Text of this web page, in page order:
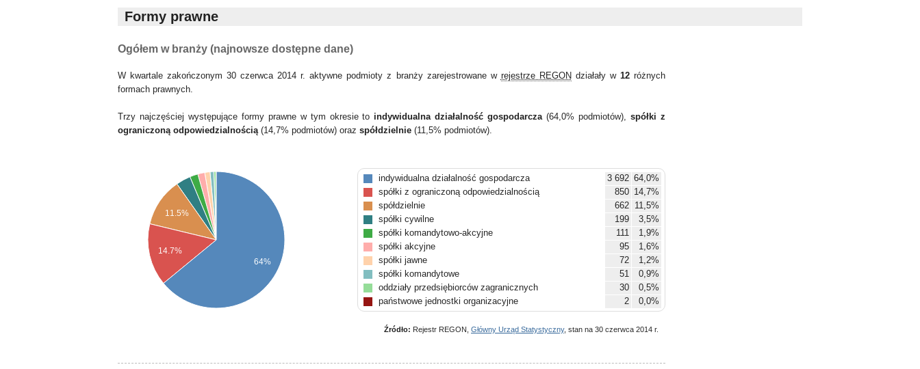
Formy prawne
Ogółem w branży (najnowsze dostępne dane)
W kwartale zakończonym 30 czerwca 2014 r. aktywne podmioty z branży zarejestrowane w rejestrze REGON działały w 12różnych
formach prawnych.
Trzy najczęściej występujące formy prawne w tym okresie to indywidualna działalność gospodarcza(64,0% podmiotów),spółki z
ograniczoną odpowiedzialnością(14,7% podmiotów) oraz spółdzielnie (11,5% podmiotów).
11.5%
14.7%
64%
indywidualna działalność gospodarcza 3 692 64,0%
spółki z ograniczoną odpowiedzialnością
850 14,7%
spółdzielnie
662 11,5%
spółki cywilne
199
3,5%
spółki komandytowo-akcyjne
111
1,9%
spółki akcyjne
95
1,6%
spółki jawne
72
1,2%
spółki komandytowe
51
0,9%
oddziały przedsiębiorców zagranicznych
30
0,5%
państwowe jednostki organizacyjne
2
0,0%
pozostałe
2 0,0%
Źródło: Rejestr REGON, Główny Urząd Statystyczny, stan na 30 czerwca 2014 r.